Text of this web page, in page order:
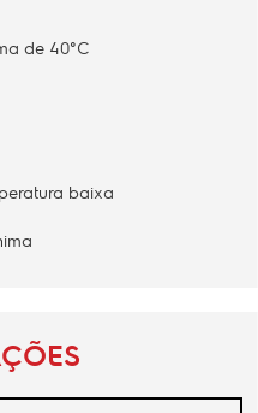
de 40°C
baixa